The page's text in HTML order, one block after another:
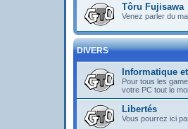
Tôru Fujisawa
Venez parler du
DIVERS
Informatique
Pour tous les
votre PC tout le
Libertés
Vous pourrez ici